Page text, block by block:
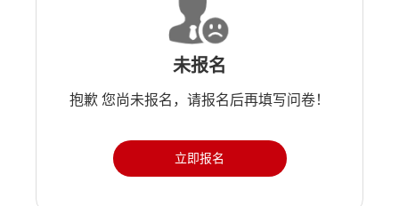
未报名
抱歉 您尚未报名，请报名后再填写问卷！
立即报名